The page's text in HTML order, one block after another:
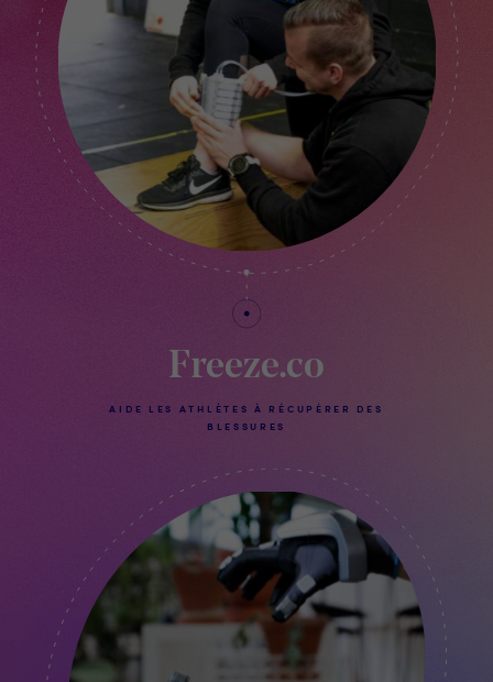
Freeze.co
AIDE LES ATHLÈTES À RÉCUPÉRER DES
BLESSURES